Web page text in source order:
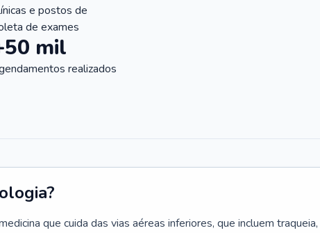
e postos de
de exames
mil
realizados
que cuida das vias aéreas inferiores, que incluem traqueia,